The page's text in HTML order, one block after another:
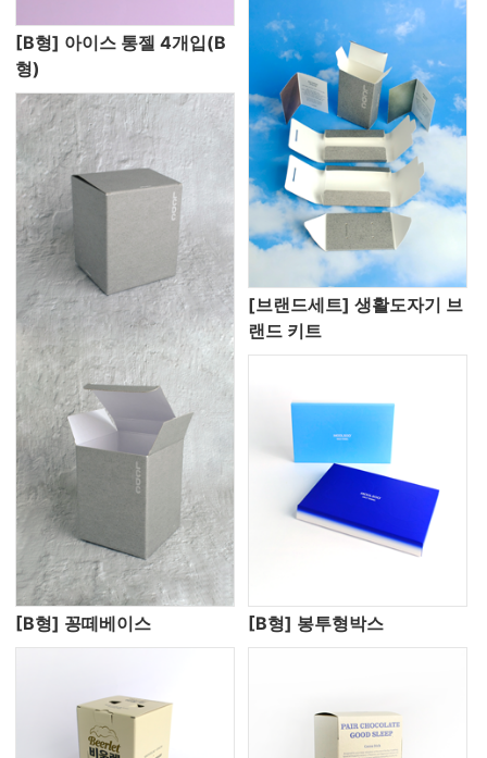
[B형] 아이스 통젤 4개입(B
형)
[B형] 꽁떼베이스
[브랜드세트] 생활도자기 브
랜드 키트
[B형] 봉투형박스